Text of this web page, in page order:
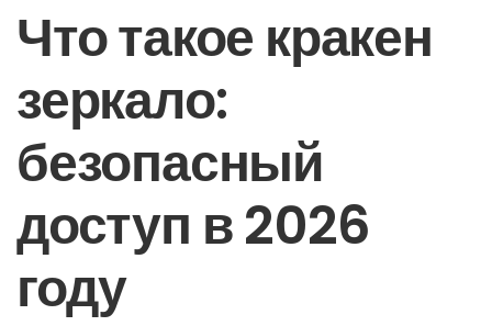
Что такое кракен
зеркало:
безопасный
доступ в 2026
году